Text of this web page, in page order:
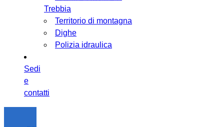
Trebbia
Territorio di montagna
Dighe
Polizia idraulica
Sedi
e
contatti